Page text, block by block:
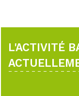
L'ACTIVITÉ